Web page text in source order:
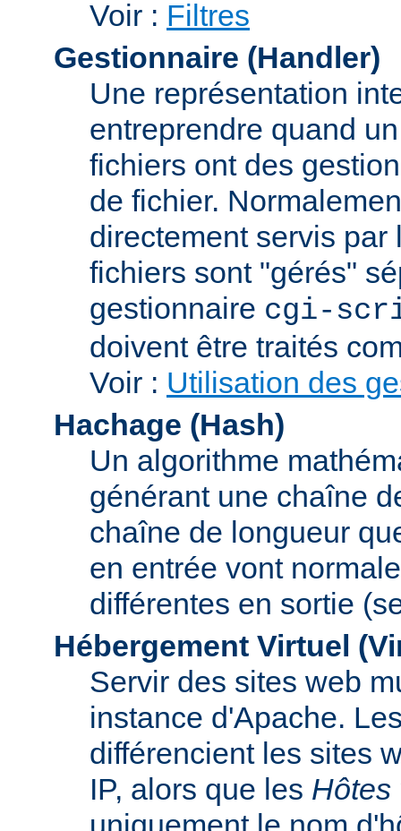
Voir : Filtres
Gestionnaire (Handler)
Une représentation
entreprendre quand
fichiers ont des
de fichier.
directement servis par
fichiers sont "gérés"
gestionnaire cgi-
doivent être traités
Voir : Utilisation des
Hachage (Hash)
Un algorithme
générant une chaîne
chaîne de longueur
en entrée vont
différentes en sortie
Hébergement Virtuel
Servir des sites web
instance d'Apache.
différencient les sites
IP, alors que les Hôtes